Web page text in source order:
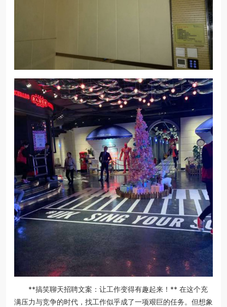
**搞笑聊天招聘文案：让工作变得有趣起来！** 在这个充
满压力与竞争的时代，找工作似乎成了一项艰巨的任务。但想象